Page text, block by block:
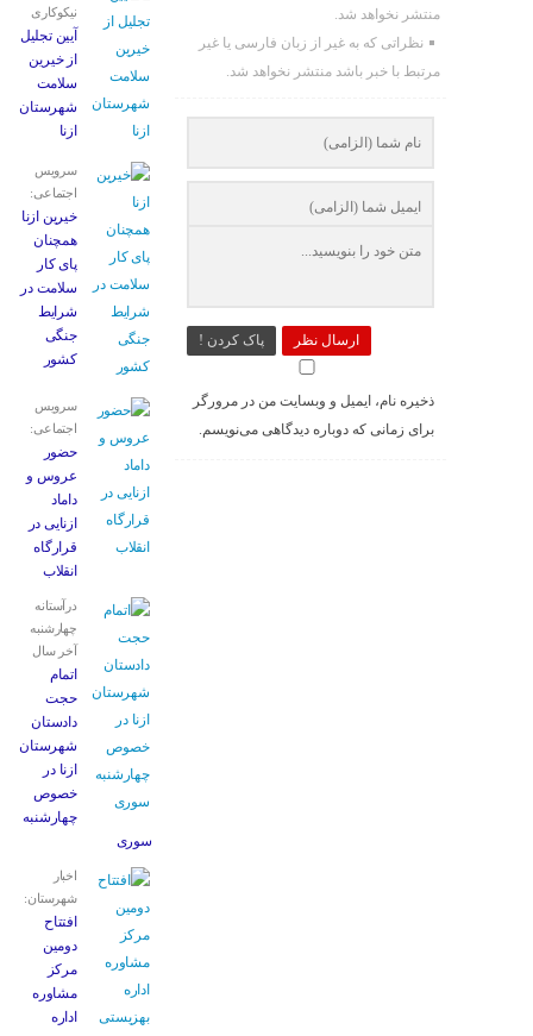
منتشر نخواهد شد.
نظراتی که به غیر از زبان فارسی یا غیر
مرتبط با خبر باشد منتشر نخواهد شد.
ارسال نظر پاک کردن !
ذخیره نام، ایمیل و وبسایت من در مرورگر
برای زمانی که دوباره دیدگاهی می‌نویسم.
نیکوکاری
آیین تجلیل
از خیرین
سلامت
شهرستان
ازنا
سرویس
اجتماعی:
خیرین ازنا
همچنان
پای کار
سلامت در
شرایط
جنگی
کشور
سرویس
اجتماعی:
حضور
عروس و
داماد
ازنایی در
قرارگاه
انقلاب
درآستانه
چهارشنبه
آخر سال
اتمام
حجت
دادستان
شهرستان
ازنا در
خصوص
چهارشنبه
‌سوری
اخبار
شهرستان:
افتتاح
دومین
مرکز
مشاوره
اداره